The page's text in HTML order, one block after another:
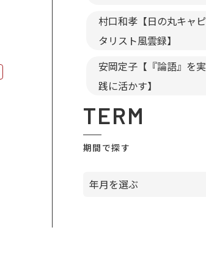
村口和孝【日の丸キャピ
タリスト風雲録】
安岡定子【『論語』を実
践に活かす】
TERM
期間で探す
年月を選ぶ